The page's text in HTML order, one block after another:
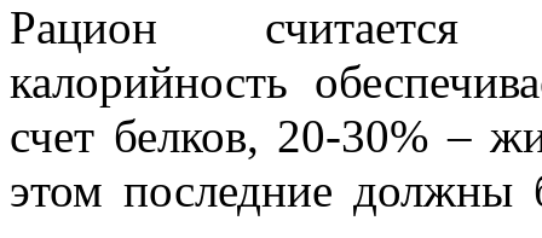
Рацион считается
калорийность
счет белков, 20-30% –
этом последние